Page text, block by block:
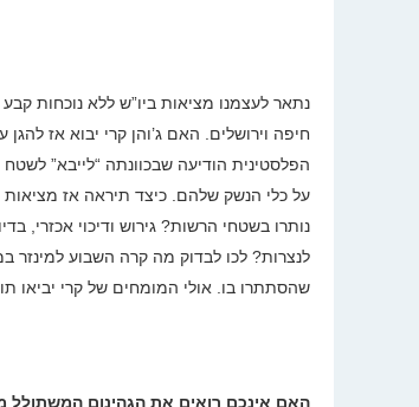
נתאר לעצמנו מציאות ביו”ש ללא נוכחות
חיפה וירושלים. האם ג’והן קרי יבוא אז
הפלסטינית הודיעה שבכוונתה “לייבא” לשטח
על כלי הנשק שלהם. כיצד תיראה אז מציאות
נותרו בשטחי הרשות? גירוש ודיכוי אכזרי,
לנצרות? לכו לבדוק מה קרה השבוע למינזר
שהסתתרו בו
אולי המומחים של קרי יביאו
האם אינכם רואים את הגהינום